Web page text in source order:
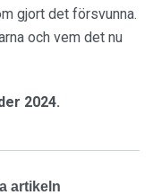
gjort det försvunna.
och vem det nu
2024.
artikeln